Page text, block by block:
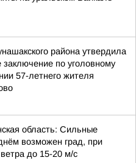
района утвердила
заключение по уголовному
57-летнего жителя
область: Сильные
возможен град, при
до 15-20 м/с